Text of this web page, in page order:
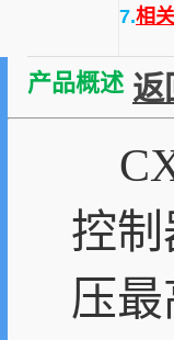
7.相
产品概述 返
控
压